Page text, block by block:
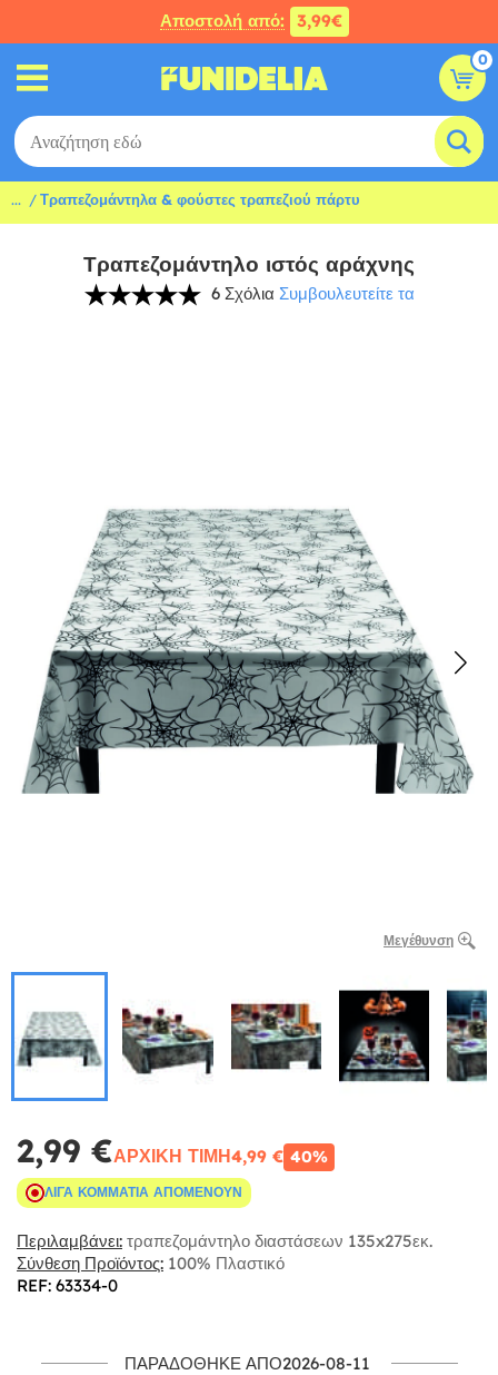
Αποστολή από: 3,99€
0
... Τραπεζομάντηλα & φούστες τραπεζιού πάρτυ
Τραπεζομάντηλο ιστός αράχνης
6 Σχόλια Συμβουλευτείτε τα
Μεγέθυνση
2,99 €ΑΡΧΙΚΉ ΤΙΜΉ4,99 € 40%
ΛΊΓΑ ΚΟΜΜΆΤΙΑ ΑΠΟΜΈΝΟΥΝ
Περιλαμβάνει: τραπεζομάντηλο διαστάσεων 135x275εκ.
Σύνθεση Προϊόντος: 100% Πλαστικό
REF: 63334-0
ΠΑΡΑΔΌΘΗΚΕ ΑΠΌ2026-08-11